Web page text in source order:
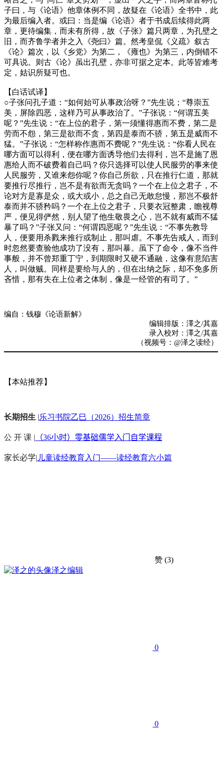
子曰，与《论语》他章体例不同，故疑在《论语》全书中，此
为最后编入者。或曰：当是编《论语》者于书成后续得此两
章，更待编集，而未有所得，故《子张》篇只两章，为孔壁之
旧，而齐鲁学者并之入《尧曰》篇。然考皇侃《义疏》叙古
《论》篇次，以《乡党》为第二，《雍也》为第三，内倒错不
可具说。则古《论》虽出孔壁，亦非可据之定本。此等皆难考
定，姑识所疑可也。
【白话试译】
○子张问孔子道：“如何始可从事政治呀？”先生说；“尊崇五
美，屏除四恶，这样乃可从事政治了。”子张说：“何谓五美
呢？”先生说：“在上位的君子，第一须懂得惠而不费，第二是
劳而不怨，第三是欲而不贪，第四是泰而不骄，第五是威而不
猛。”子张说：“怎样称作惠而不费呢？”先生说：“你看人民在
哪方面可以得利，便在哪方面诱导他们去得利，岂不是施了恩
惠给人而不破费着自己吗？你只选择可以使人民服劳的事来使
人民服劳，又谁来怨你呢？你自己所欲，只在推行仁道，那就
要推行尽推行，岂不是有欲而无贪吗？一个在上位之君子，不
论对方是寡是众，或大或小，总之自己无敢怠慢，那岂不极舒
泰而并不骄矜吗？一个在上位之君子，只要衣冠整肃，瞻视尊
严，便见得俨然，别人望了他生敬畏之心，岂不就有威而不猛
暴了吗？”子张又问：“何谓四恶呢？”先生说：“不事先教导
人，便要用杀戮来推行或制止，那叫虐。不事先告戒人，而到
时忽然要查验他成功了没有，那叫暴。虽下了命令，像不当件
事般，并不曾郑重丁宁，到期限时又硬不通融，这像有意陷害
人，叫做贼。同样是要给与人的，但在出纳之际，却不免多所
吝惜，那有失在上位者之体制，像是一经管的有司了。”
编自：钱穆《论语新解》
编辑排版：澤之/其嘉
录入校对：澤之/其嘉
（视频号：@泽之读经）
【本站推荐】
长期招生 |乐习书院乙巳（2026）招生简章
公 开 课 | （36小时）零基础儒学入门自学课程
家长必学| 儿童读经教育入门——读经教育六小篇
赞 (3)
泽之编辑
0
0